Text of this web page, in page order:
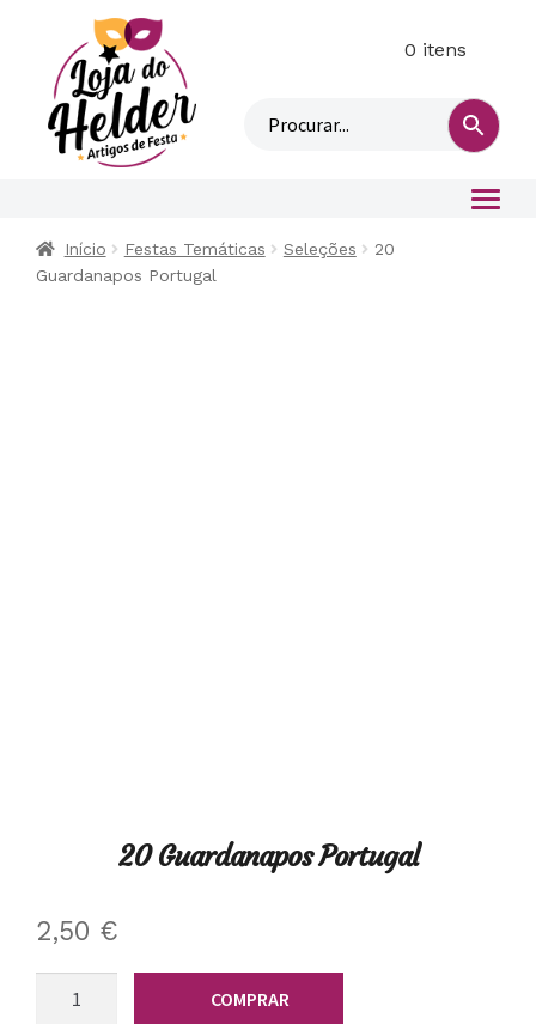
n
0 itens
Início Festas Temáticas Seleções
20
Guardanapos Portugal
20 Guardanapos Portugal
2,50 €
COMPRAR